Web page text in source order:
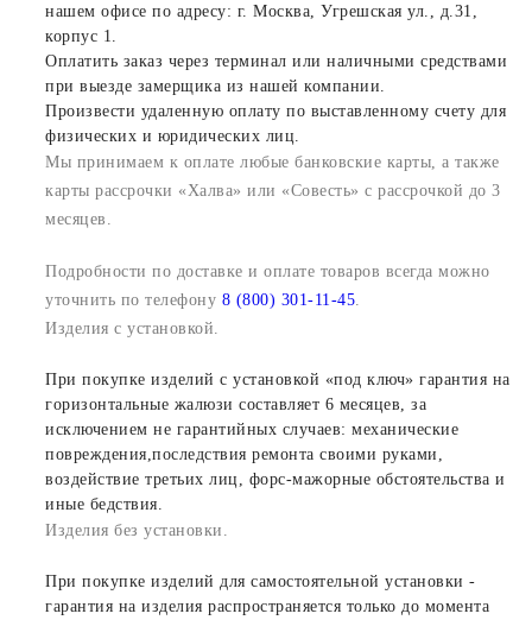
нашем офисе по адресу: г. Москва, Угрешская ул., д.31,
корпус 1.
Оплатить заказ через терминал или наличными средствами
при выезде замерщика из нашей компании.
Произвести удаленную оплату по выставленному счету для
физических и юридических лиц.
Мы принимаем к оплате любые банковские карты, а также
карты рассрочки «Халва» или «Совесть» с рассрочкой до 3
месяцев.
Подробности по доставке и оплате товаров всегда можно
уточнить по телефону 8 (800) 301-11-45
Изделия с установкой.
При покупке изделий с установкой «под ключ» гарантия на
горизонтальные жалюзи составляет 6 месяцев, за
исключением не гарантийных случаев: механические
повреждения,последствия ремонта своими руками,
воздействие третьих лиц, форс-мажорные обстоятельства и
иные бедствия.
Изделия без установки.
При покупке изделий для самостоятельной установки -
гарантия на изделия распространяется только до момента